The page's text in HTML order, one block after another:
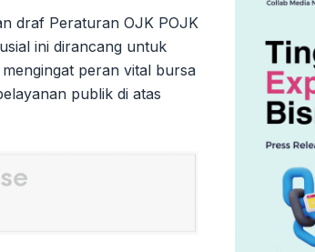
draf Peraturan OJK POJK
ini dirancang untuk
peran vital bursa
publik di atas